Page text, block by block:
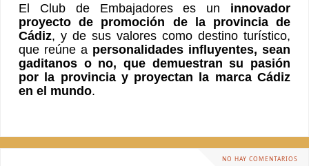
El Club de Embajadores es un innovador
proyecto de promoción de la provincia de
Cádiz, y de sus valores como destino turístico,
que reúne a personalidades influyentes, sean
gaditanos o no, que demuestran su pasión
por la provincia y proyectan la marca Cádiz
en el mundo.
NO HAY COMENTARIOS